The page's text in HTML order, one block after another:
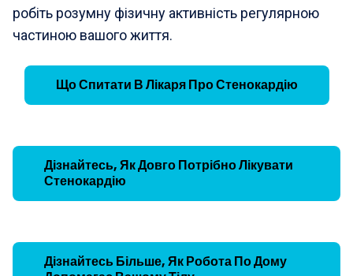
робіть розумну фізичну активність регулярною
частиною вашого життя.
Що Спитати В Лікаря Про Стенокардію
Дізнайтесь, Як Довго Потрібно Лікувати
Стенокардію
Дізнайтесь Більше, Як Робота По Дому